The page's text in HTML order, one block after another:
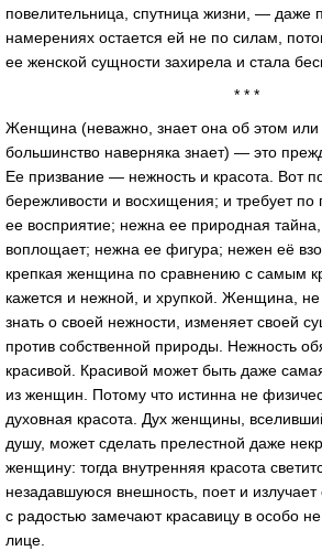
повелительница, спутница жизни, — даже
намерениях остается ей не по силам,
ее женской сущности захирела и стала
* * *
Женщина (неважно, знает она об этом или
большинство наверняка знает) — это
Ее призвание — нежность и красота. Вот
бережливости и восхищения; и требует по
ее восприятие; нежна ее природная
воплощает; нежна ее фигура; нежен её
крепкая женщина по сравнению с самым
кажется и нежной, и хрупкой. Женщина,
знать о своей нежности, изменяет своей
против собственной природы. Нежность
красивой. Красивой может быть даже
из женщин. Потому что истинна не
духовная красота. Дух женщины,
душу, может сделать прелестной даже
женщину: тогда внутренняя красота
незадавшуюся внешность, поет и излучает
с радостью замечают красавицу в особо
лице.